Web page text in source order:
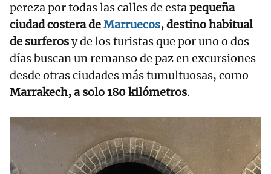
pereza por todas las calles de estapequeña
ciudad costera deMarruecos, destino habitual
de surferosy de los turistas que por uno o dos
días buscan un remanso de paz en excursiones
desde otras ciudades más tumultuosas, como
Marrakech, a solo 180 kilómetros.